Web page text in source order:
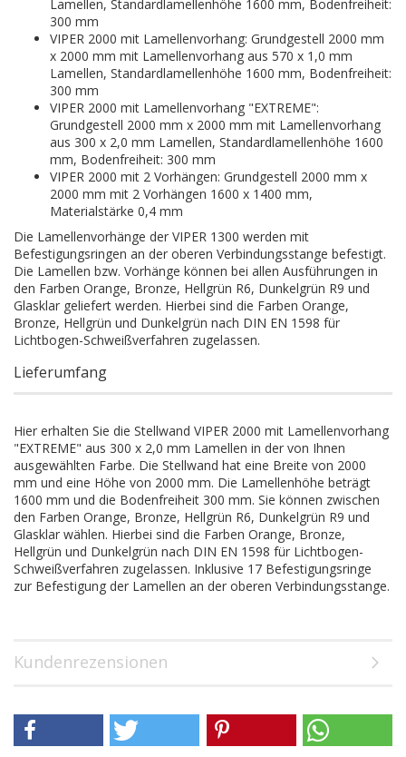
Lamellen, Standardlamellenhöhe 1600 mm, Bodenfreiheit:
300 mm
VIPER 2000 mit Lamellenvorhang: Grundgestell 2000 mm
x 2000 mm mit Lamellenvorhang aus 570 x 1,0 mm
Lamellen, Standardlamellenhöhe 1600 mm, Bodenfreiheit:
300 mm
VIPER 2000 mit Lamellenvorhang "EXTREME":
Grundgestell 2000 mm x 2000 mm mit Lamellenvorhang
aus 300 x 2,0 mm Lamellen, Standardlamellenhöhe 1600
mm, Bodenfreiheit: 300 mm
VIPER 2000 mit 2 Vorhängen: Grundgestell 2000 mm x
2000 mm mit 2 Vorhängen 1600 x 1400 mm,
Materialstärke 0,4 mm
Die Lamellenvorhänge der VIPER 1300 werden mit
Befestigungsringen an der oberen Verbindungsstange befestigt.
Die Lamellen bzw. Vorhänge können bei allen Ausführungen in
den Farben Orange, Bronze, Hellgrün R6, Dunkelgrün R9 und
Glasklar geliefert werden. Hierbei sind die Farben Orange,
Bronze, Hellgrün und Dunkelgrün nach DIN EN 1598 für
Lichtbogen-Schweißverfahren zugelassen.
Lieferumfang
Hier erhalten Sie die Stellwand VIPER 2000 mit Lamellenvorhang
"EXTREME" aus 300 x 2,0 mm Lamellen in der von Ihnen
ausgewählten Farbe. Die Stellwand hat eine Breite von 2000
mm und eine Höhe von 2000 mm. Die Lamellenhöhe beträgt
1600 mm und die Bodenfreiheit 300 mm. Sie können zwischen
den Farben Orange, Bronze, Hellgrün R6, Dunkelgrün R9 und
Glasklar wählen. Hierbei sind die Farben Orange, Bronze,
Hellgrün und Dunkelgrün nach DIN EN 1598 für Lichtbogen-
Schweißverfahren zugelassen. Inklusive 17 Befestigungsringe
zur Befestigung der Lamellen an der oberen Verbindungsstange.
Kundenrezensionen